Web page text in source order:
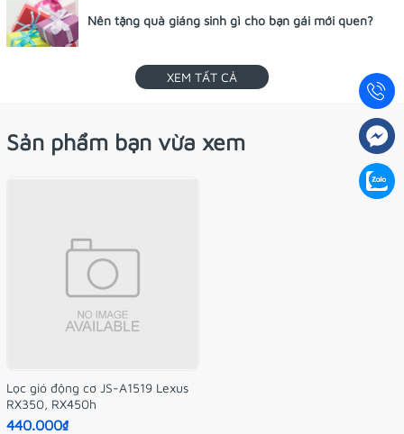
Nên tặng quà giáng sinh gì cho bạn gái mới quen?
XEM TẤT CẢ
Sản phẩm bạn vừa xem
Lọc gió động cơ JS-A1519 Lexus
RX350, RX450h
440.000₫